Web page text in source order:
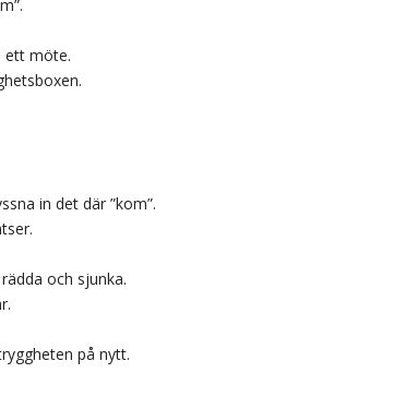
ett möte.
in det där ”kom”.
och sjunka.
på nytt.